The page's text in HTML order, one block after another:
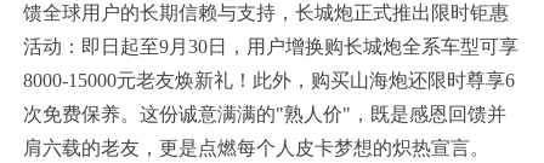
馈全球用户的长期信赖与支持，长城炮正式推出限时钜惠
活动：即日起至9月30日，用户增换购长城炮全系车型可享
8000-15000元老友焕新礼！此外，购买山海炮还限时尊享6
次免费保养。这份诚意满满的"熟人价"，既是感恩回馈并
肩六载的老友，更是点燃每个人皮卡梦想的炽热宣言。